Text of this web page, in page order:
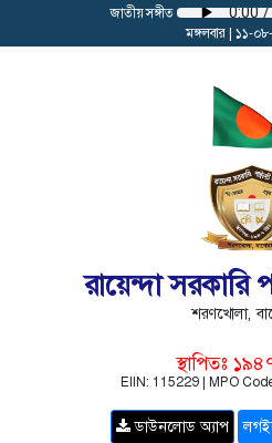
জাতীয় সঙ্গীত
মঙ্গলবার | ১১-
রায়েন্দা সরকারি
শরণখোলা,
স্থাপিতঃ ১৯৪৭
EIIN: 115229 | MPO
ডাউনলোড অ্যাপ